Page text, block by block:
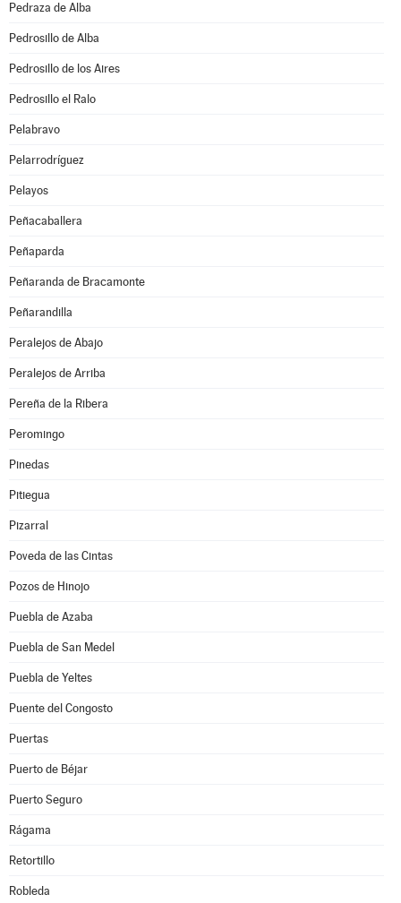
Pedraza de Alba
Pedrosillo de Alba
Pedrosillo de los Aires
Pedrosillo el Ralo
Pelabravo
Pelarrodríguez
Pelayos
Peñacaballera
Peñaparda
Peñaranda de Bracamonte
Peñarandilla
Peralejos de Abajo
Peralejos de Arriba
Pereña de la Ribera
Peromingo
Pinedas
Pitiegua
Pizarral
Poveda de las Cintas
Pozos de Hinojo
Puebla de Azaba
Puebla de San Medel
Puebla de Yeltes
Puente del Congosto
Puertas
Puerto de Béjar
Puerto Seguro
Rágama
Retortillo
Robleda